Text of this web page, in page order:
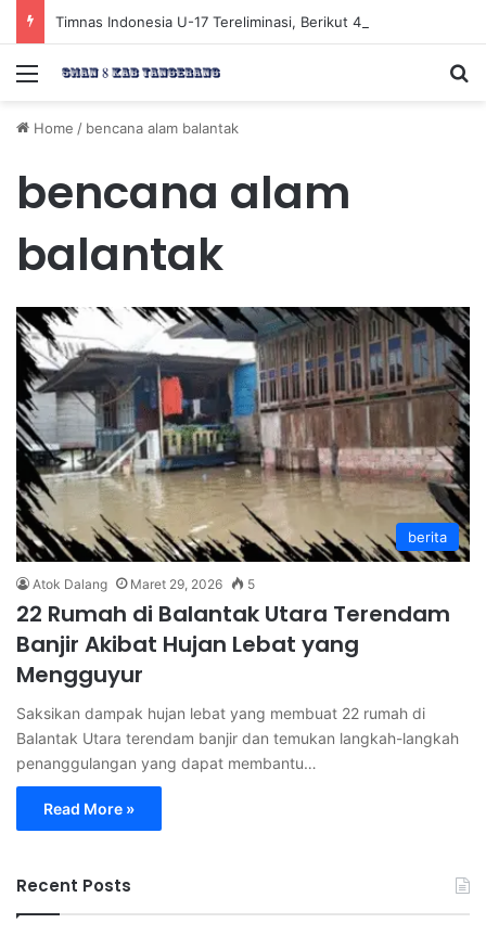
Menu
Home / bencana alam balantak
bencana alam
balantak
berita
Atok Dalang Maret 29, 2026 5
22 Rumah di Balantak Utara Terendam
Banjir Akibat Hujan Lebat yang
Mengguyur
Saksikan dampak hujan lebat yang membuat 22 rumah di
Balantak Utara terendam banjir dan temukan langkah-langkah
penanggulangan yang dapat membantu…
Read More »
Recent Posts